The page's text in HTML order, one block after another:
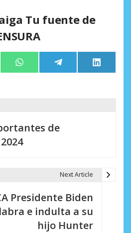
Tu fuente de
Compartir
en
WhatsApp Compartir
en
Telegram
en
LinkedIn
de
Next Article
Presidente Biden
e indulta a su
hijo Hunter